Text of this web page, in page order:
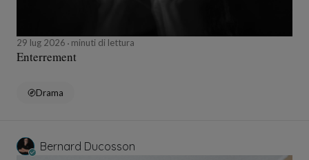
29 lug 2026 minuti di lettura
Enterrement
Drama
Bernard Ducosson